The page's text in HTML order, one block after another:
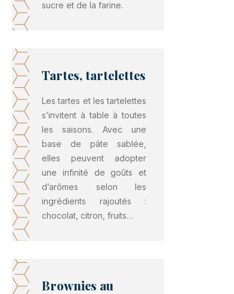
sucre et de la farine.
Tartes, tartelettes
Les tartes et les tartelettes
s’invitent à table à toutes
les saisons. Avec une
base de pâte sablée,
elles peuvent adopter
une infinité de goûts et
d’arômes selon les
ingrédients rajoutés :
chocolat, citron, fruits…
Brownies au